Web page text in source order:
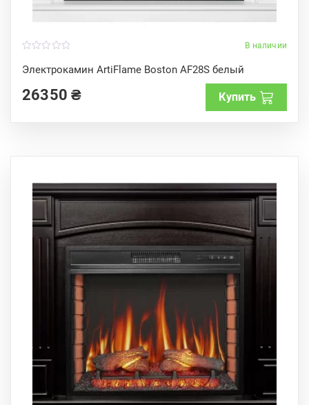
В наличии
Электрокамин ArtiFlame Boston AF28S белый
o
u
o
f
26350₴ Купить